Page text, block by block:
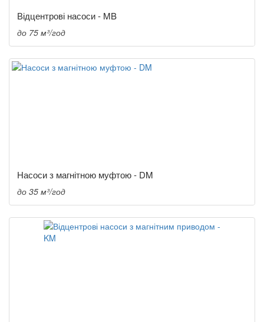
Відцентрові насоси - MB
до 75 м³/год
Насоси з магнітною муфтою - DM
до 35 м³/год